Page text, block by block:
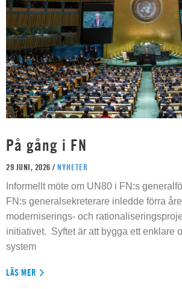
På gång i FN
29 JUNI, 2026 / NYHETER
Informellt möte om UN80 i FN:s
FN:s generalsekreterare inledde förra
moderniserings- och
initiativet. Syftet är att bygga ett enklare
system
LÄS MER